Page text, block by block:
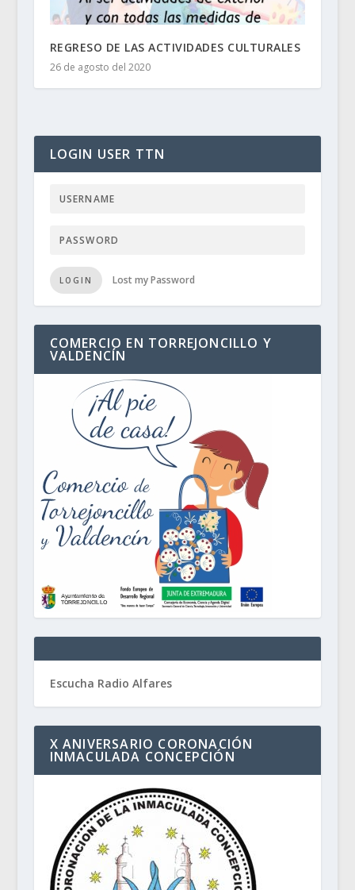
REGRESO DE LAS ACTIVIDADES CULTURALES
26 de agosto del 2020
LOGIN USER TTN
LOGIN Lost my Password
COMERCIO EN TORREJONCILLO Y
VALDENCÍN
Escucha Radio Alfares
X ANIVERSARIO CORONACIÓN
INMACULADA CONCEPCIÓN